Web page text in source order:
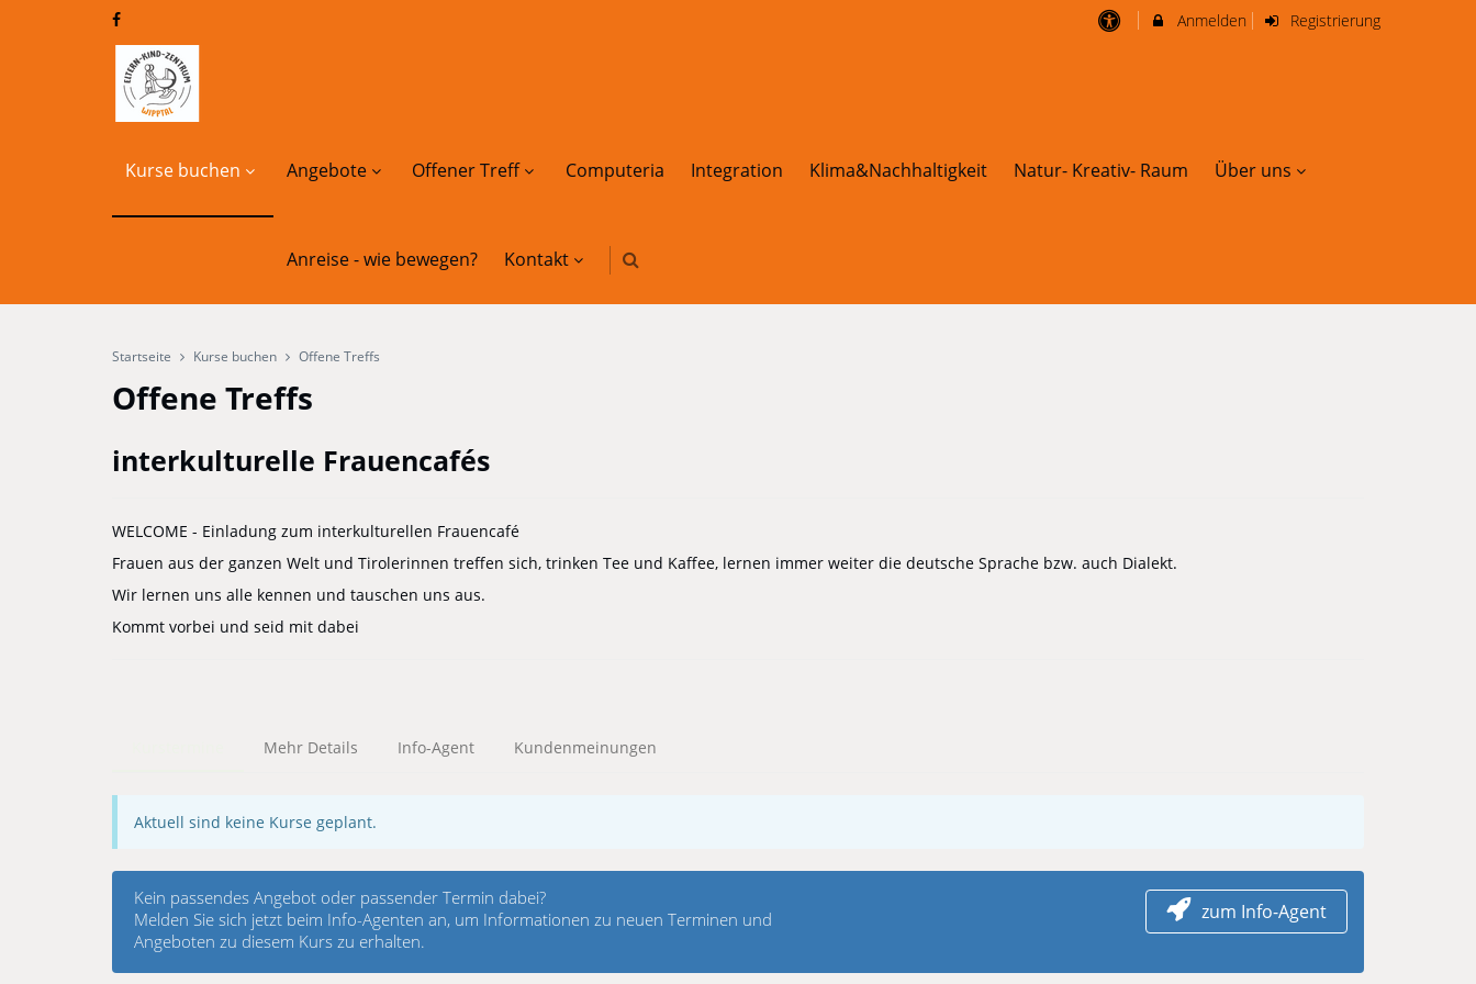
Anmelden Registrierung
Kurse buchen Angebote Offener Treff Computeria Integration Klima&Nachhaltigkeit Natur- Kreativ- Raum Über uns
Anreise - wie bewegen? Kontakt
Startseite Kurse buchen Offene Treffs
Offene Treffs
interkulturelle Frauencafés
WELCOME - Einladung zum interkulturellen Frauencafé
Frauen aus der ganzen Welt und Tirolerinnen treffen sich, trinken Tee und Kaffee, lernen immer weiter die deutsche Sprache bzw. auch Dialekt.
Wir lernen uns alle kennen und tauschen uns aus.
Kommt vorbei und seid mit dabei
Mehr Details Info-Agent Kundenmeinungen
Aktuell sind keine Kurse geplant.
Kein passendes Angebot oder passender Termin dabei?
Melden Sie sich jetzt beim Info-Agenten an, um Informationen zu neuen Terminen und
Angeboten zu diesem Kurs zu erhalten.
zum Info-Agent